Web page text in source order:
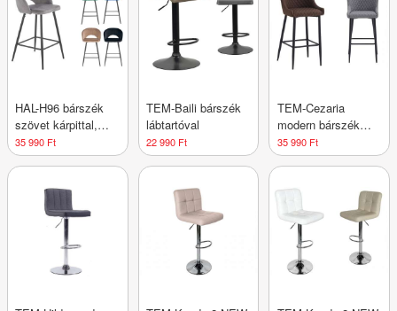
HAL-H96 bárszék
szövet kárpittal,
lábtartóval
35 990 Ft
TEM-Baili bárszék
lábtartóval
22 990 Ft
TEM-Cezaria
modern bárszék
szövet
kárpitozással
35 990 Ft